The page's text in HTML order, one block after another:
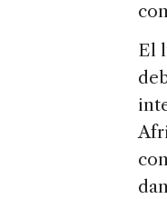
El